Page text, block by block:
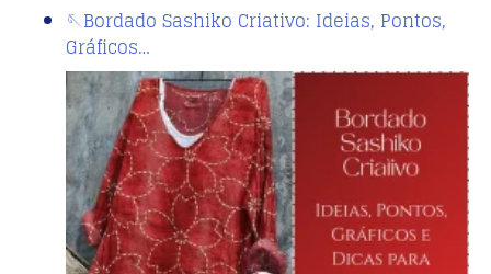
🪡Bordado Sashiko Criativo: Ideias, Pontos,
Gráficos…